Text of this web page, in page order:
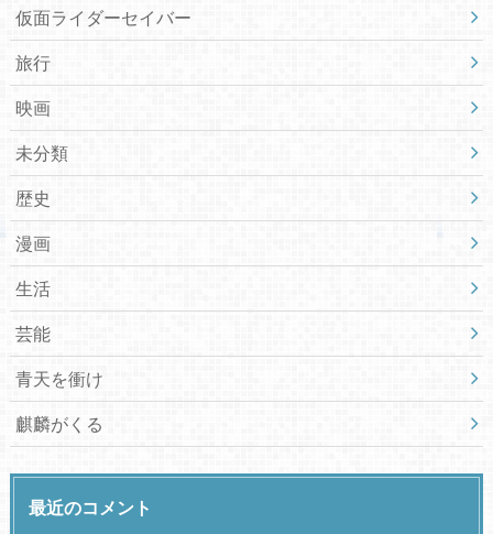
仮面ライダーセイバー
旅行
映画
未分類
歴史
漫画
生活
芸能
青天を衝け
麒麟がくる
最近のコメント